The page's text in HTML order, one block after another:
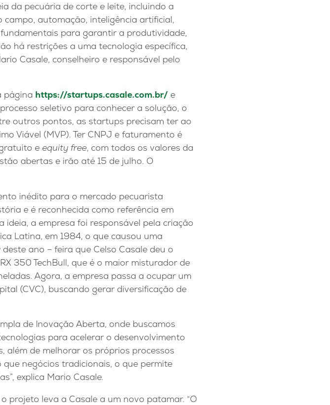
da pecuária de corte e leite, incluindo a
automação, inteligência artificial,
para garantir a produtividade,
há restrições a uma tecnologia específica,
Casale, conselheiro e responsável pelo
página https://startups.casale.com.br/ e
seletivo para conhecer a solução, o
outros pontos, as startups precisam ter ao
Viável (MVP). Ter CNPJ e faturamento é
e equity free, com todos os valores da
abertas e irão até 15 de julho. O
inédito para o mercado pecuarista
e é reconhecida como referência em
a empresa foi responsável pela criação
Latina, em 1984, o que causou uma
ano – feira que Celso Casale deu o
350 TechBull, que é o maior misturador de
Agora, a empresa passa a ocupar um
(CVC), buscando gerar diversificação de
de Inovação Aberta, onde buscamos
para acelerar o desenvolvimento
além de melhorar os próprios processos
negócios tradicionais, o que permite
explica Mario Casale.
projeto leva a Casale a um novo patamar. “O